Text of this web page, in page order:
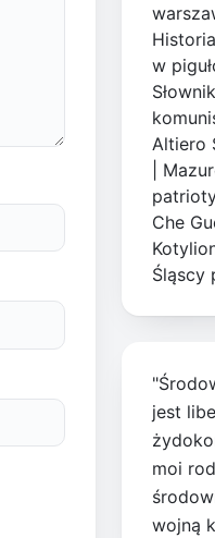
w
Altiero
Che
Śląscy
jest
moi
wojną